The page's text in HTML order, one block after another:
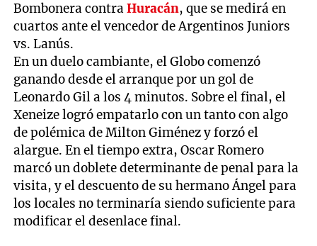
Bombonera contraHuracán, que se medirá en
cuartos ante el vencedor de Argentinos Juniors
vs. Lanús.
En un duelo cambiante, el Globo comenzó
ganando desde el arranque por un gol de
Leonardo Gil a los 4 minutos. Sobre el final, el
Xeneize logró empatarlo con un tanto con algo
de polémica de Milton Giménez y forzó el
alargue. En el tiempo extra, Oscar Romero
marcó un doblete determinante de penal para la
visita, y el descuento de su hermano Ángel para
los locales no terminaría siendo suficiente para
modificar el desenlace final.